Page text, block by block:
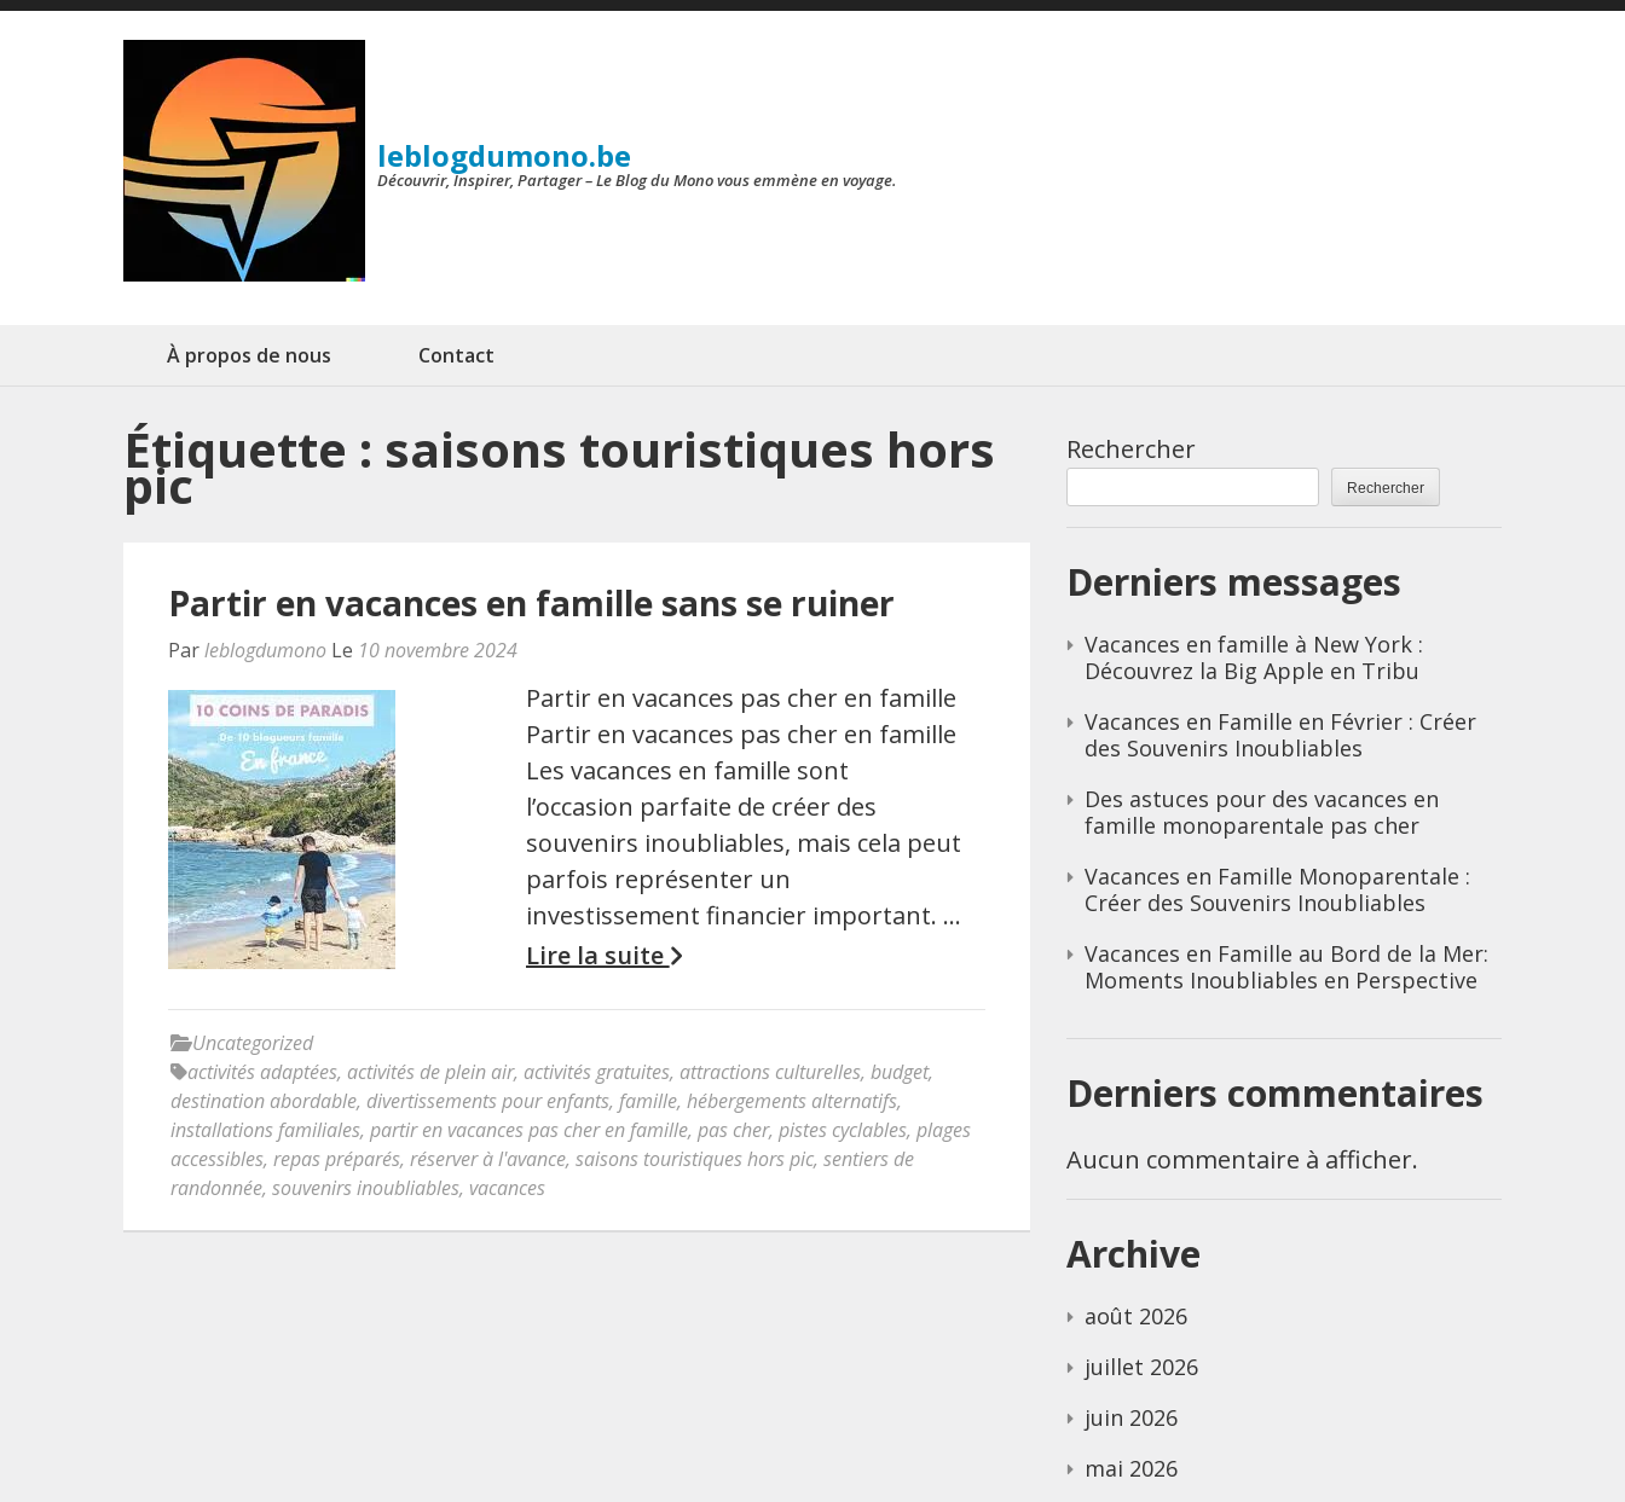
Aller
leblogdumono.be
Découvrir, Inspirer, Partager – Le Blog du Mono vous emmène en voyage.
À propos de nous Contact
Étiquette : saisons touristiques hors
pic
Partir en vacances en famille sans se ruiner
Parleblogdumono Le 10 novembre 2024
Partir en vacances pas cher en famille
Partir en vacances pas cher en famille
Les vacances en famille sont
l’occasion parfaite de créer des
souvenirs inoubliables, mais cela peut
parfois représenter un
investissement financier important. …
Lire la suite
Uncategorized
activités adaptées, activités de plein air, activités gratuites, attractions culturelles, budget,
destination abordable, divertissements pour enfants, famille, hébergements alternatifs,
installations familiales, partir en vacances pas cher en famille, pas cher, pistes cyclables, plages
accessibles, repas préparés, réserver à l'avance, saisons touristiques hors pic, sentiers de
randonnée, souvenirs inoubliables, vacances
Rechercher
Rechercher
Derniers messages
Vacances en famille à New York :
Découvrez la Big Apple en Tribu
Vacances en Famille en Février : Créer
des Souvenirs Inoubliables
Des astuces pour des vacances en
famille monoparentale pas cher
Vacances en Famille Monoparentale :
Créer des Souvenirs Inoubliables
Vacances en Famille au Bord de la Mer:
Moments Inoubliables en Perspective
Derniers commentaires
Aucun commentaire à afficher.
Archive
août 2026
juillet 2026
juin 2026
mai 2026